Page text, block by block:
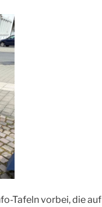
Tafeln vorbei, die auf